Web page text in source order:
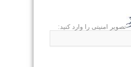
تصویر امنیتی را وارد کنید: